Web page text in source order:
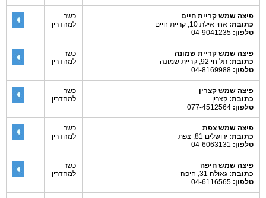
פיצה שמש קריית חיים
כתובת: אחי אילת 10, קריית חיים
טלפון:
כשר
למהדרין
פיצה שמש קריית שמונה
כתובת: תל חי 92, קריית שמונה
טלפון:
כשר
למהדרין
פיצה שמש קצרין
כתובת: קצרין
טלפון:
כשר
למהדרין
פיצה שמש צפת
כתובת: ירושלים 81, צפת
טלפון:
כשר
למהדרין
פיצה שמש חיפה
כתובת: גאולה 31, חיפה
טלפון:
כשר
למהדרין